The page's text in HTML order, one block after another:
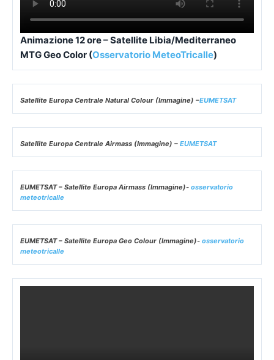
Animazione 12 ore – Satellite Libia/Mediterraneo
MTG Geo Color (Osservatorio MeteoTricalle)
Satellite Europa Centrale Natural Colour (Immagine) –EUMETSAT
Satellite Europa Centrale Airmass (Immagine) – EUMETSAT
EUMETSAT – Satellite Europa Airmass (Immagine)- osservatorio
meteotricalle
EUMETSAT – Satellite Europa Geo Colour (Immagine)- osservatorio
meteotricalle